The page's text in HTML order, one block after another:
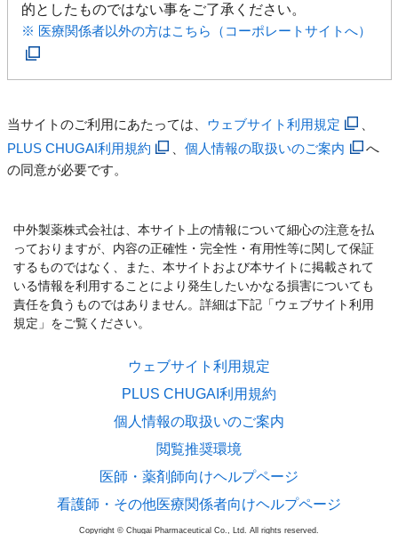
的としたものではない事をご了承ください。
※ 医療関係者以外の方はこちら（コーポレートサイトへ）
当サイトのご利用にあたっては、 ウェブサイト利用規定
PLUS CHUGAI利用規約
、個人情報の取扱いのご案内
へ
の同意が必要です。
中外製薬株式会社は、本サイト上の情報について細心の注意を払
っておりますが、内容の正確性・完全性・有用性等に関して保証
するものではなく、また、本サイトおよび本サイトに掲載されて
いる情報を利用することにより発生したいかなる損害についても
責任を負うものではありません。詳細は下記「ウェブサイト利用
規定」をご覧ください。
ウェブサイト利用規定
PLUS CHUGAI利用規約
個人情報の取扱いのご案内
閲覧推奨環境
医師・薬剤師向けヘルプページ
看護師・その他医療関係者向けヘルプページ
Copyright © Chugai Pharmaceutical Co., Ltd. All rights reserved.